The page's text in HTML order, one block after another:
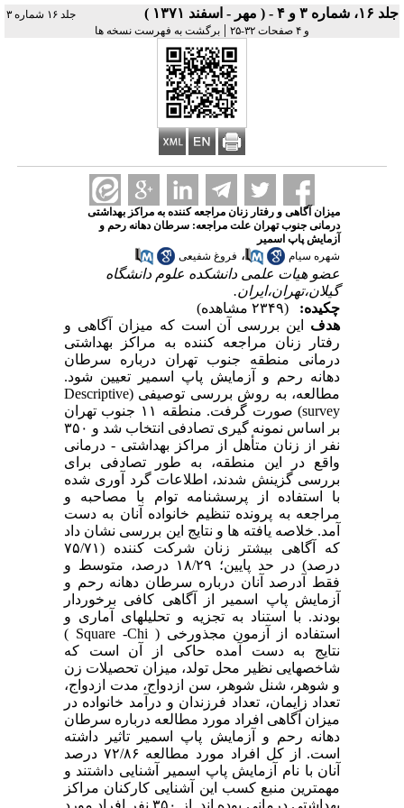
جلد ۱۶، شماره ۳ و ۴ - ( مهر - اسفند ۱۳۷۱ )
جلد ۱۶ شماره ۳
و ۴ صفحات ۳۲-۲۵
| برگشت به فهرست نسخه ها
میزان آگاهی و رفتار زنان مراجعه کننده به مراکز بهداشتی
درمانی جنوب تهران علت مراجعه: سرطان دهانه رحم و
آزمایش پاپ اسمیر
شهره سیام
، فروغ شفیعی
عضو هیات علمی دانشکده علوم دانشگاه
گیلان،تهران،ایران.
چکیده:
(۲۳۴۹ مشاهده)
هدف این بررسی آن است که میزان آگاهی و
رفتار زنان مراجعه کننده به مراکز بهداشتی
درمانی منطقه جنوب تهران درباره سرطان
دهانه رحم و آزمایش پاپ اسمیر تعیین شود.
مطالعه، به روش بررسی توصیفی (Descriptive
survey
) صورت گرفت. منطقه ۱۱ جنوب تهران
بر اساس نمونه گیری تصادفی انتخاب شد و ۳۵۰
نفر از زنان متأهل از مراکز بهداشتی - درمانی
واقع در این منطقه، به طور تصادفی برای
بررسی گزینش شدند، اطلاعات گرد آوری شده
با استفاده از پرسشنامه توام با مصاحبه و
مراجعه به پرونده تنظیم خانواده آنان به دست
آمد. خلاصه یافته ها و نتایج این بررسی نشان داد
که آگاهی بیشتر زنان شرکت کننده (۷۵/۷۱
درصد) در حد پایین؛ ۱۸/۲۹ درصد، متوسط و
فقط آدرصد آنان درباره سرطان دهانه رحم و
آزمایش پاپ اسمیر از آگاهی کافی برخوردار
بودند. با استناد به تجزیه و تحلیلهای آماری و
استفاده از آزمون مجذور خی (
Chi
-
Square
)
نتایج به دست آمده حاکی از آن است که
شاخصهایی نظیر محل تولد، میزان تحصیلات زن
و شوهر، شنل شوهر، سن ازدواج، مدت ازدواج،
تعداد زایمان، تعداد فرزندان و درآمد خانواده در
میزان آگاهی افراد مورد مطالعه درباره سرطان
دهانه رحم و آزمایش پاپ اسمیر تاثیر داشته
است. از کل افراد مورد مطالعه ۷۲/۸۶ درصد
آنان با نام آزمایش پاپ اسمیر آشنایی داشتند و
مهمترین منبع کسب این آشنایی کارکنان مراکز